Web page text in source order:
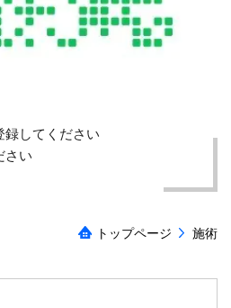
録してください
さい
トップページ 施術